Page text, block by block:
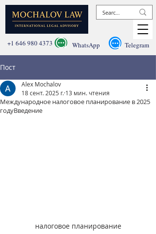
+1 646 980 4373 Telegram
WhatsApp
Пост
Международное налоговое планирование в 2025
годуВведение
Alex Mochalov
18 сент. 2025 г. 13 мин. чтения
налоговое планирование